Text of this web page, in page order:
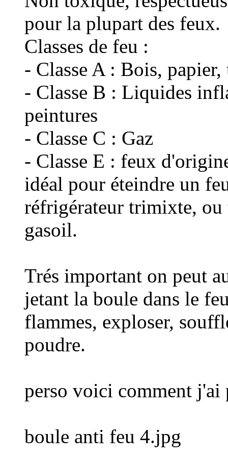
pour la plupart des feux.
Classes de feu :
- Classe A : Bois,
- Classe B : Liquides
peintures
- Classe C : Gaz
- Classe E : feux
idéal pour éteindre un
réfrigérateur trimixte,
gasoil.
Trés important on peut
jetant la boule dans le
flammes, exploser,
poudre.
perso voici comment
boule anti feu 4.jpg